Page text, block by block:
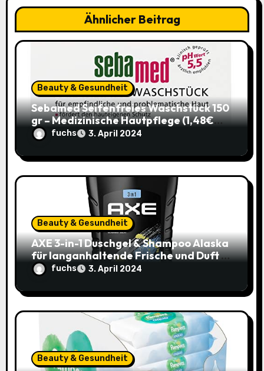
t
i
n
Ähnlicher Beitrag
Beauty & Gesundheit
Sebamed Seifenfreies Waschstück 150
gr – Medizinische Hautpflege (1,48€
statt 1,99€)
fuchs 3. April 2024
Beauty & Gesundheit
AXE 3-in-1 Duschgel & Shampoo Alaska
für langanhaltende Frische und Duft –
Sparangebot nur 1,79€ statt 2,65€
fuchs 3. April 2024
Beauty & Gesundheit